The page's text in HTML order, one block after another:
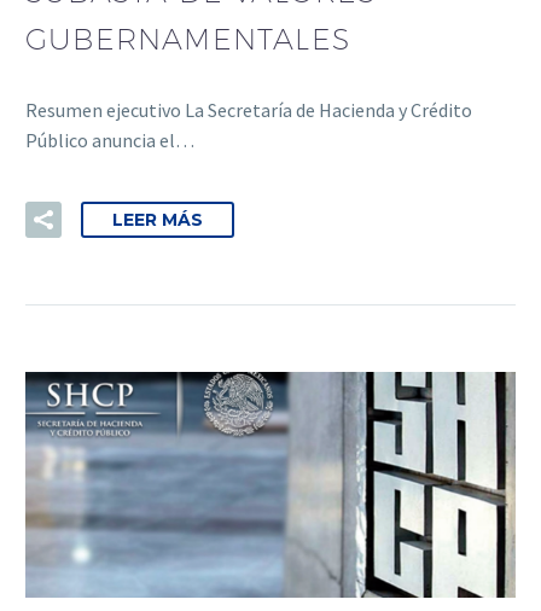
GUBERNAMENTALES
Resumen ejecutivo La Secretaría de Hacienda y Crédito
Público anuncia el…
LEER MÁS